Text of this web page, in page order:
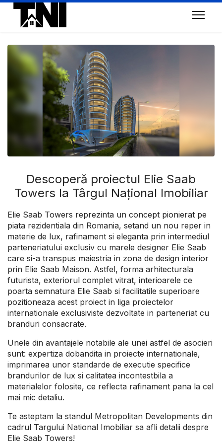
Descoperă proiectul Elie Saab
Towers la Târgul Național Imobiliar
Elie Saab Towers reprezinta un concept pionierat pe
piata rezidentiala din Romania, setand un nou reper in
materie de lux, rafinament si eleganta prin intermediul
parteneriatului exclusiv cu marele designer Elie Saab
care si-a transpus maiestria in zona de design interior
prin Elie Saab Maison. Astfel, forma arhitecturala
futurista, exteriorul complet vitrat, interioarele ce
poarta semnatura Elie Saab si facilitatile superioare
pozitioneaza acest proiect in liga proiectelor
internationale exclusiviste dezvoltate in parteneriat cu
branduri consacrate.
Unele din avantajele notabile ale unei astfel de asocieri
sunt: expertiza dobandita in proiecte internationale,
imprimarea unor standarde de executie specifice
brandurilor de lux si calitatea incontestbila a
materialelor folosite, ce reflecta rafinament pana la cel
mai mic detaliu.
Te asteptam la standul Metropolitan Developments din
cadrul Targului National Imobiliar sa afli detalii despre
Elie Saab Towers!